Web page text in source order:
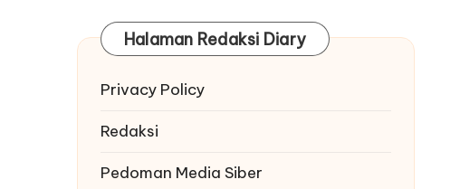
Halaman Redaksi Diary
Privacy Policy
Redaksi
Pedoman Media Siber